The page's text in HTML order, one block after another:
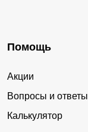
Помощь
Акции
Вопросы и ответы
Калькулятор